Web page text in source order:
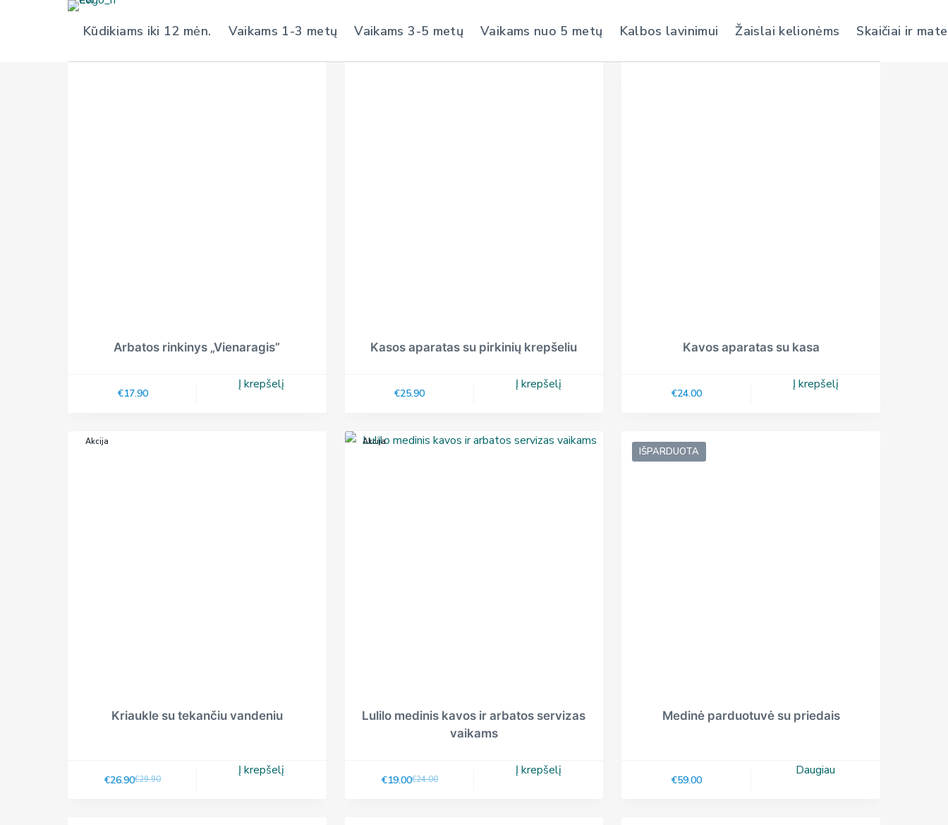
Kūdikiams iki 12 mėn. Vaikams 1-3 metų Vaikams 3-5 metų Vaikams nuo 5 metų Kalbos lavinimui Žaislai kelionėms Skaičiai ir
Arbatos rinkinys „Vienaragis”
€17.90
Į krepšelį
Kasos aparatas su pirkinių krepšeliu
€25.90
Į krepšelį
Kavos aparatas su kasa
€24.00
Į krepšelį
Akcija
Kriaukle su tekančiu vandeniu
€29.90
€26.90
Į krepšelį
Akcija
Lulilo medinis kavos ir arbatos servizas
vaikams
€24.00
€19.00
Į krepšelį
IŠPARDUOTA
Medinė parduotuvė su priedais
€59.00
Daugiau